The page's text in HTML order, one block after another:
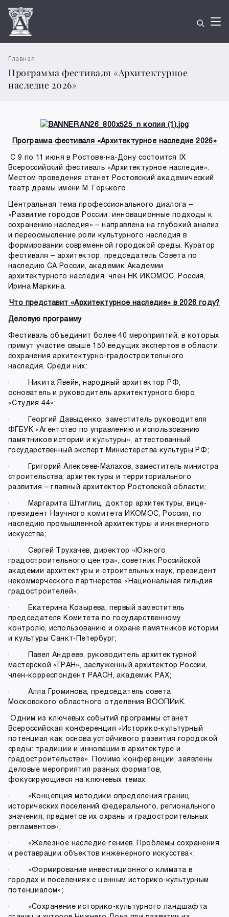
Главная
Программа фестиваля «Архитектурное
наследие 2026»
Программа фестиваля «Архитектурное наследие 2026»
С 9 по 11 июня в Ростове-на-Дону состоится IX
Всероссийский фестиваль «Архитектурное наследие».
Местом проведения станет Ростовский академический
театр драмы имени М. Горького.
Центральная тема профессионального диалога –
«Развитие городов России: инновационные подходы к
сохранению наследия» – направлена на глубокий анализ
и переосмысление роли культурного наследия в
формировании современной городской среды. Куратор
фестиваля – архитектор, председатель Совета по
наследию СА России, академик Академии
архитектурного наследия, член НК ИКОМОС, Россия,
Ирина Маркина.
Что представит «Архитектурное наследие» в 2026 году?
Деловую программу
Фестиваль объединит более 40 мероприятий, в которых
примут участие свыше 150 ведущих экспертов в области
сохранения архитектурно-градостроительного
наследия. Среди них:
· Никита Явейн, народный архитектор РФ,
основатель и руководитель архитектурного бюро
«Студия 44»;
· Георгий Давыденко, заместитель руководителя
ФГБУК «Агентство по управлению и использованию
памятников истории и культуры», аттестованный
государственный эксперт Министерства культуры РФ;
· Григорий Алексеев-Малахов, заместитель министра
строительства, архитектуры и территориального
развития – главный архитектор Ростовской области;
· Маргарита Штиглиц, доктор архитектуры, вице-
президент Научного комитета ИКОМОС, Россия, по
наследию промышленной архитектуры и инженерного
искусства;
· Сергей Трухачев, директор «Южного
градостроительного центра», советник Российской
академии архитектуры и строительных наук, президент
некоммерческого партнерства «Национальная гильдия
градостроителей»;
· Екатерина Козырева, первый заместитель
председателя Комитета по государственному
контролю, использованию и охране памятников истории
и культуры Санкт-Петербург;
· Павел Андреев, руководитель архитектурной
мастерской «ГРАН», заслуженный архитектор России,
член-корреспондент РААСН, академик РАХ;
· Алла Громинова, председатель совета
Московского областного отделения ВООПИиК.
Одним из ключевых событий программы станет
Всероссийская конференция «Историко‑культурный
потенциал как основа устойчивого развития городской
среды: традиции и инновации в архитектуре и
градостроительстве». Помимо конференции, заявлены
деловые мероприятия разных форматов,
фокусирующиеся на ключевых темах:
· «Концепция методики определения границ
исторических поселений федерального, регионального
значения, предметов их охраны и градостроительных
регламентов»;
· «Железное наследие гениев. Проблемы сохранения
и реставрации объектов инженерного искусства»;
· «Формирование инвестиционного климата в
городах и поселениях с ценным историко-культурным
потенциалом»;
· «Сохранение историко-культурного ландшафта